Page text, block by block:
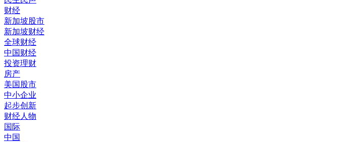
财经
新加坡股市
新加坡财经
全球财经
中国财经
投资理财
房产
美国股市
中小企业
起步创新
财经人物
国际
中国